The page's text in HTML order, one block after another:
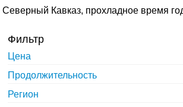
Северный Кавказ, прохладное время
Фильтр
Цена
Продолжительность
Регион